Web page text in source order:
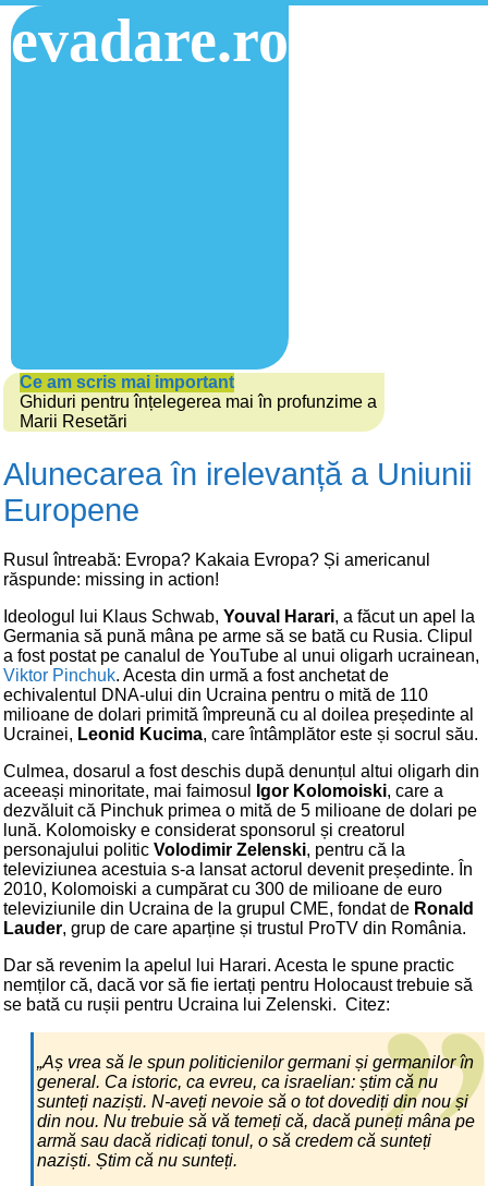
evadare.ro
Ce am scris mai important
Ghiduri pentru înțelegerea mai în profunzime a
Marii Resetări
Alunecarea în irelevanță a Uniunii
Europene
Rusul întreabă: Evropa? Kakaia Evropa? Și americanul
răspunde: missing in action!
Ideologul lui Klaus Schwab, Youval Harari, a făcut un apel la
Germania să pună mâna pe arme să se bată cu Rusia. Clipul
a fost postat pe canalul de YouTube al unui oligarh ucrainean,
Viktor Pinchuk. Acesta din urmă a fost anchetat de
echivalentul DNA-ului din Ucraina pentru o mită de 110
milioane de dolari primită împreună cu al doilea președinte al
Ucrainei, Leonid Kucima, care întâmplător este și socrul său.
Culmea, dosarul a fost deschis după denunțul altui oligarh din
aceeași minoritate, mai faimosul
Igor Kolomoiski, care a
dezvăluit că Pinchuk primea o mită de 5 milioane de dolari pe
lună. Kolomoisky e considerat sponsorul și creatorul
personajului politic Volodimir Zelenski, pentru că la
televiziunea acestuia s-a lansat actorul devenit președinte. În
2010, Kolomoiski a cumpărat cu 300 de milioane de euro
televiziunile din Ucraina de la grupul CME, fondat de Ronald
Lauder, grup de care aparține și trustul ProTV din România.
Dar să revenim la apelul lui Harari. Acesta le spune practic
nemților că, dacă vor să fie iertați pentru Holocaust trebuie să
se bată cu rușii pentru Ucraina lui Zelenski. Citez:
„Aș vrea să le spun politicienilor germani și germanilor în
general. Ca istoric, ca evreu, ca israelian: știm că nu
sunteți naziști. N-aveți nevoie să o tot dovediți din nou și
din nou. Nu trebuie să vă temeți că, dacă puneți mâna pe
armă sau dacă ridicați tonul, o să credem că sunteți
naziști. Știm că nu sunteți.